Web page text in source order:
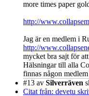
more times paper
http://
Jag är en medlem i
http://
mycket bra sajt för
Hälsningar till alla
finnas någon medlem
#13 av Silverräven
Citat från: devetu